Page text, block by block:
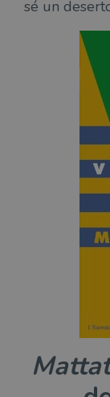
sé un